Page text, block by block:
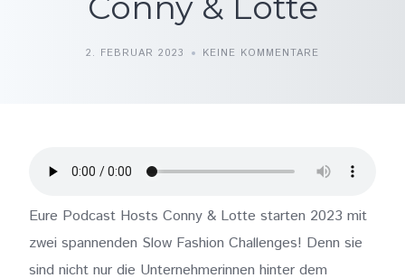
2. FEBRUAR 2023 KEINE KOMMENTARE
Eure Podcast Hosts Conny & Lotte starten 2023 mit
zwei spannenden Slow Fashion Challenges! Denn sie
sind nicht nur die Unternehmerinnen hinter dem